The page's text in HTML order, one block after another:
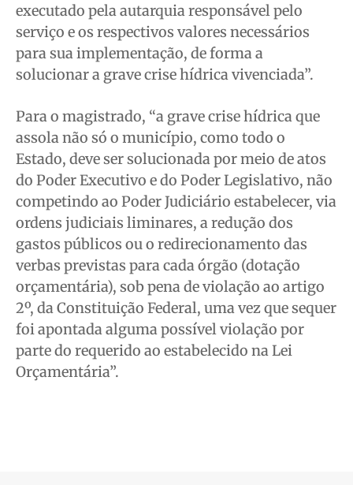
executado pela autarquia responsável pelo
serviço e os respectivos valores necessários
para sua implementação, de forma a
solucionar a grave crise hídrica vivenciada”.
Para o magistrado, “a grave crise hídrica que
assola não só o município, como todo o
Estado, deve ser solucionada por meio de atos
do Poder Executivo e do Poder Legislativo, não
competindo ao Poder Judiciário estabelecer, via
ordens judiciais liminares, a redução dos
gastos públicos ou o redirecionamento das
verbas previstas para cada órgão (dotação
orçamentária), sob pena de violação ao artigo
2º, da Constituição Federal, uma vez que sequer
foi apontada alguma possível violação por
parte do requerido ao estabelecido na Lei
Orçamentária”.